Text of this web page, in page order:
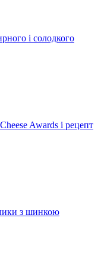
і солодкого
Awards і рецепт
з шинкою